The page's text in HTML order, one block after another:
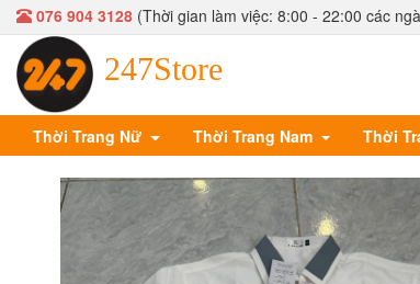
076 904 3128 (Thời gian làm việc: 8:00 - 22:00 các
247Store
Thời Trang Nữ Thời Trang Nam Thời